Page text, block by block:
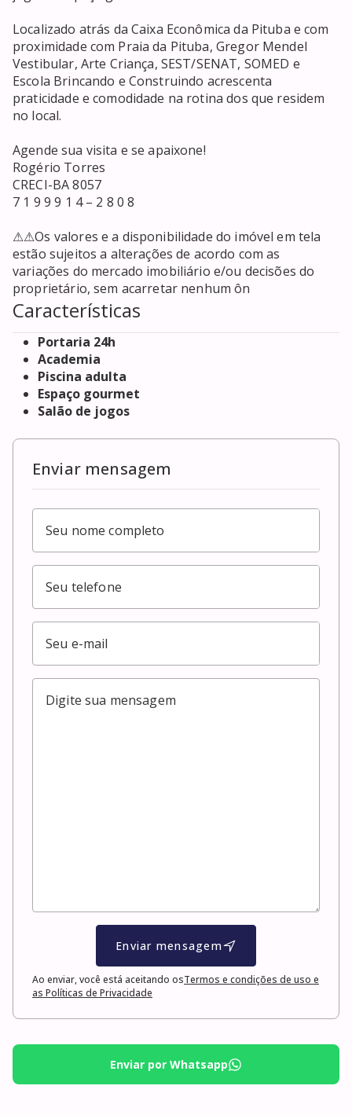
Localizado atrás da Caixa Econômica da Pituba e com
proximidade com Praia da Pituba, Gregor Mendel
Vestibular, Arte Criança, SEST/SENAT, SOMED e
Escola Brincando e Construindo acrescenta
praticidade e comodidade na rotina dos que residem
no local.
Agende sua visita e se apaixone!
Rogério Torres
CRECI-BA 8057
7 1 9 9 9 1 4 – 2 8 0 8
⚠⚠Os valores e a disponibilidade do imóvel em tela
estão sujeitos a alterações de acordo com as
variações do mercado imobiliário e/ou decisões do
proprietário, sem acarretar nenhum ôn
Características
Portaria 24h
Academia
Piscina adulta
Espaço gourmet
Salão de jogos
Enviar mensagem
Enviar mensagem
Ao enviar, você está aceitando osTermos e condições de uso e
as Políticas de Privacidade
Enviar por Whatsapp